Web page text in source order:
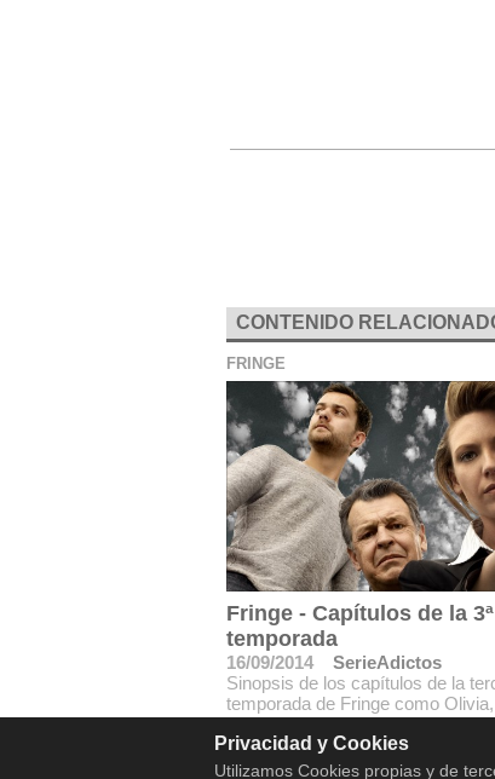
CONTENIDO
FRINGE
Fringe - Capítulos de la 3ª
temporada
16/09/2014
SerieAdictos
Sinopsis de los capítulos de la
temporada de Fringe como Olivia,
Privacidad y Cookies
Utilizamos Cookies propias y de